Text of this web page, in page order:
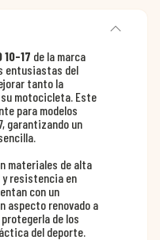
17 de la marca
entusiastas del
tanto la
motocicleta. Este
para modelos
garantizando un
materiales de alta
y resistencia en
con un
aspecto renovado a
de los
del deporte.